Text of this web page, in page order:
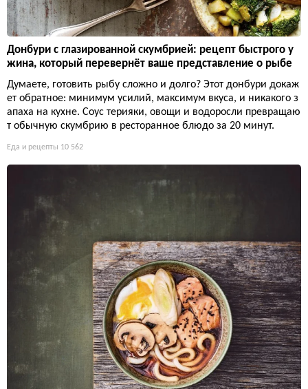
Донбури с глазированной скумбрией: рецепт быстрого у
жина, который перевернёт ваше представление о рыбе
Думаете, готовить рыбу сложно и долго? Этот донбури докаж
ет обратное: минимум усилий, максимум вкуса, и никакого з
апаха на кухне. Соус терияки, овощи и водоросли превращаю
т обычную скумбрию в ресторанное блюдо за 20 минут.
Еда и рецепты 10 562